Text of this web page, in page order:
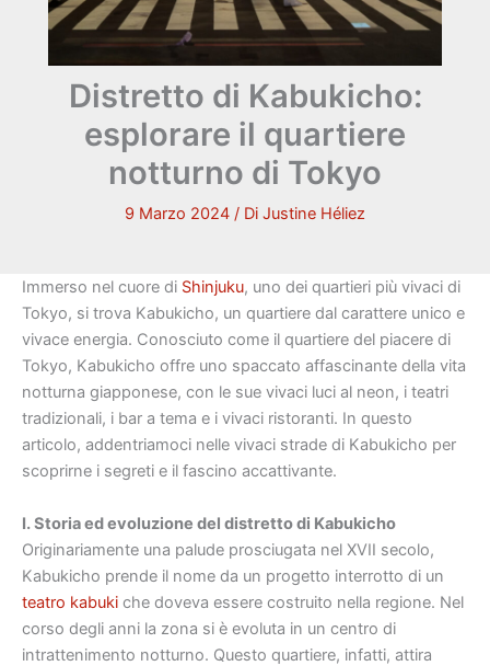
Distretto di Kabukicho:
esplorare il quartiere
notturno di Tokyo
9 Marzo 2024 / Di Justine Héliez
Immerso nel cuore di Shinjuku, uno dei quartieri più vivaci di
Tokyo, si trova Kabukicho, un quartiere dal carattere unico e
vivace energia. Conosciuto come il quartiere del piacere di
Tokyo, Kabukicho offre uno spaccato affascinante della vita
notturna giapponese, con le sue vivaci luci al neon, i teatri
tradizionali, i bar a tema e i vivaci ristoranti. In questo
articolo, addentriamoci nelle vivaci strade di Kabukicho per
scoprirne i segreti e il fascino accattivante.
I. Storia ed evoluzione del distretto di Kabukicho
Originariamente una palude prosciugata nel XVII secolo,
Kabukicho prende il nome da un progetto interrotto di un
teatro kabuki che doveva essere costruito nella regione. Nel
corso degli anni la zona si è evoluta in un centro di
intrattenimento notturno. Questo quartiere, infatti, attira